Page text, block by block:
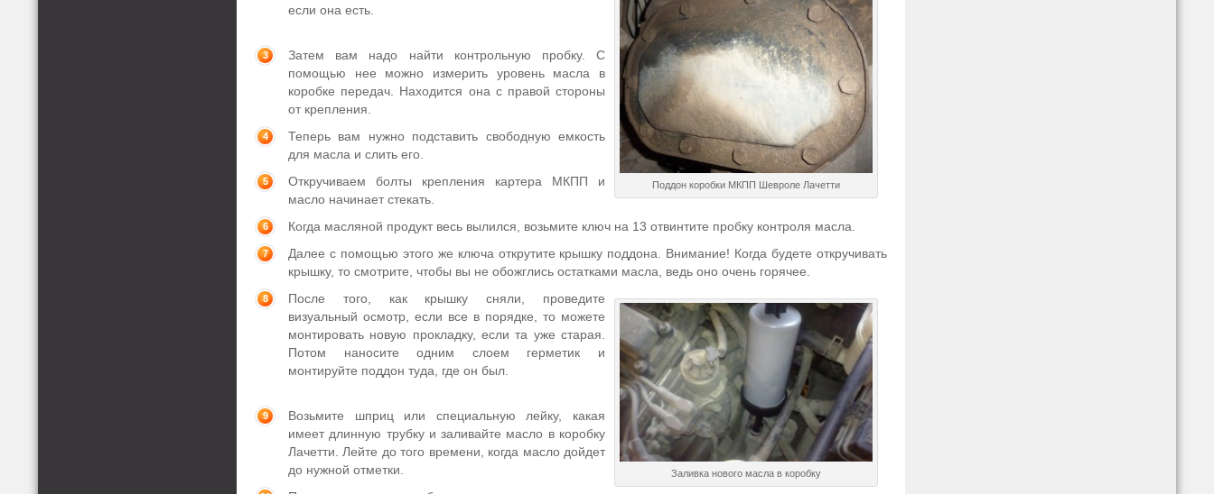
Поддон коробки МКПП Шевроле Лачетти
если она есть.
Затем вам надо найти контрольную пробку. С
помощью нее можно измерить уровень масла в
коробке передач. Находится она с правой стороны
от крепления.
Теперь вам нужно подставить свободную емкость
для масла и слить его.
Откручиваем болты крепления картера МКПП и
масло начинает стекать.
Когда масляной продукт весь вылился, возьмите ключ на 13 отвинтите пробку контроля масла.
Далее с помощью этого же ключа открутите крышку поддона. Внимание! Когда будете откручивать
крышку, то смотрите, чтобы вы не обожглись остатками масла, ведь оно очень горячее.
Заливка нового масла в коробку
После того, как крышку сняли, проведите
визуальный осмотр, если все в порядке, то можете
монтировать новую прокладку, если та уже старая.
Потом наносите одним слоем герметик и
монтируйте поддон туда, где он был.
Возьмите шприц или специальную лейку, какая
имеет длинную трубку и заливайте масло в коробку
Лачетти. Лейте до того времени, когда масло дойдет
до нужной отметки.